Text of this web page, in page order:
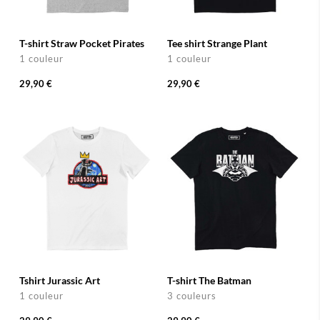
T-shirt Straw Pocket Pirates
1 couleur
29,90 €
Tee shirt Strange Plant
1 couleur
29,90 €
Tshirt Jurassic Art
1 couleur
T-shirt The Batman
3 couleurs